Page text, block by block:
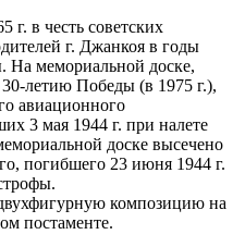
г. в честь советских
г. Джанкоя в годы
На мемориальной доске,
летию Победы (в 1975 г.),
авиационного
3 мая 1944 г. при налете
доске высечено
погибшего 23 июня 1944 г.
композицию на
постаменте.